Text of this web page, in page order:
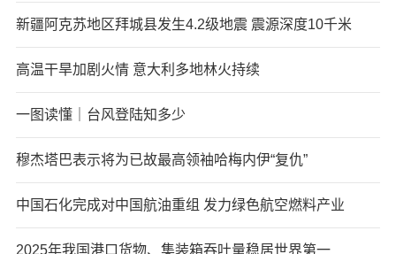
新疆阿克苏地区拜城县发生4.2级地震 震源深度10千米
高温干旱加剧火情 意大利多地林火持续
一图读懂｜台风登陆知多少
穆杰塔巴表示将为已故最高领袖哈梅内伊“复仇”
中国石化完成对中国航油重组 发力绿色航空燃料产业
2025年我国港口货物、集装箱吞吐量稳居世界第一